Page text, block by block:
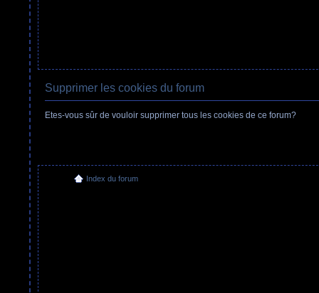
Supprimer les cookies du forum
Etes-vous sûr de vouloir supprimer tous les cookies de ce forum?
Index du forum